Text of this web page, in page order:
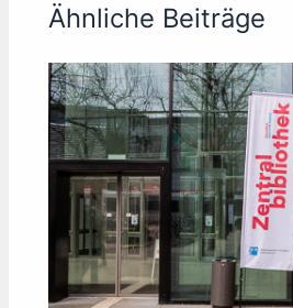
Ähnliche Beiträge